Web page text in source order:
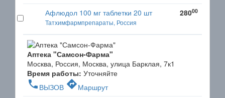
Афлюдол 100 мг таблетки 20 шт
Татхимфармпрепараты, Россия
28000
Аптека "Самсон-Фарма"
Москва, Россия, Москва, улица Барклая, 7к1
Время работы: Уточняйте
phone ВЫЗОВ directionsМаршрут